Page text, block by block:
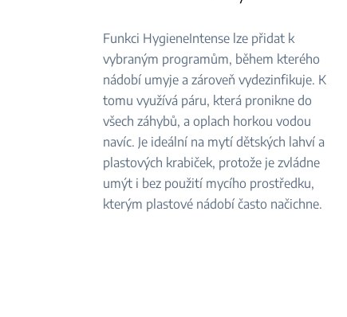
Funkci HygieneIntense lze přidat k
vybraným programům, během kterého
nádobí umyje a zároveň vydezinfikuje. K
tomu využívá páru, která pronikne do
všech záhybů, a oplach horkou vodou
navíc. Je ideální na mytí dětských lahví a
plastových krabiček, protože je zvládne
umýt i bez použití mycího prostředku,
kterým plastové nádobí často načichne.